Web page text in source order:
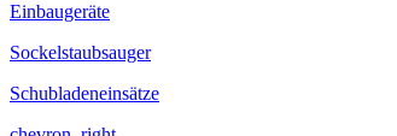
Einbaugeräte
Sockelstaubsauger
Schubladeneinsätze